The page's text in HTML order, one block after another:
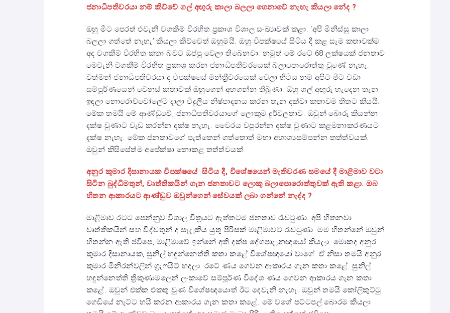
ජනාධිපතිවරයා නම් කිව්වේ ගල් අඟුරු කාලා බලලා ගෙනාවේ නැහැ කියලා නේද ?
ඔහු මීට පෙරත් එවැනි වගකීම් විරහිත ප්‍රකාශ විශාල සංඛ්‍යාවක් කළා. ‘අපි මිනිස්සු කාලා
බලලා ගත්තේ නැහැ’ කියලා කිව්වෙත් ඔහුමයි. ඔහු විපක්ෂයේ සිටිය දී කළ සෑම කතාවක්ම
අද වගකීම් විරහිත කතා බවට ඔප්පු වෙලා තිබෙනවා. නමුත් මේ රටේ 68 ලක්ෂයක් ජනතාව
මෙවැනි වගකීම් විරහිත ප්‍රකාශ කරන ජනාධිපතිවරයෙක් බලාපොරොත්තු වුණේ නැහැ.
වත්මන් ජනාධිපතිවරයා ද විපක්ෂයේ මන්ත්‍රීවරයෙක් වෙලා හිටිය නම් අපිට මීට වඩා
සම්පූර්ණයෙන් වෙනස් කතාවක් ඔහුගෙන් අහගන්න තිබුණා. ඔහු ගල් අඟුරු හැදෙන තැන
ඉඳලා නොරොච්චෝලේට දාලා විදුලිය නිෂ්පාදනය කරන තැන දක්වා කතාවම තිතට කියයි.
මේක තමයි මේ ආණ්ඩුවේ, ජනාධිපතිවරයාගේ ලොකුම දුර්වලතාව. ඔවුන් බොරු කියන්න
දක්ෂ වුණාට වැඩ කරන්න දක්ෂ නැහැ. වෛරය වපුරන්න දක්ෂ වුණාට කළමනාකරණයට
දක්ෂ නැහැ. මේක ජනතාවගේ පැත්තෙන් ගත්තොත් මහා අභාග්‍යසම්පන්න තත්ත්වයක්.
ඔවුන් කිසිසේත්ම අපේක්ෂා නොකළ තත්ත්වයක්.
අනුර කුමාර දිසානායක විපක්ෂයේ සිටිය දී, විශේෂයෙන් මැතිවරණ සමයේ දී මාළිමාව වටා
සිටින බුද්ධිමතුන්, වෘත්තිකයින් ගැන ජනතාවට ලොකු බලාපොරොත්තුවක් ඇති කළා. ඔබ
හිතන ආකාරයට ආණ්ඩුව ඔවුන්ගෙන් සේවයක් ලබා ගන්නේ නැද්ද ?
මාළිමාව රටට පෙන්නුව විශාල චිත්‍රයට ඇත්තටම ජනතාව රැවටුණා. අපි හිතනවා
වෘත්තිකයින් සහ විද්වතුන් ද සැලකිය යුතු පිරිසක් මාළිමාවට රැවටුණා. මම හිතන්නේ ඔවුන්
හිතන්න ඇති ජවිපෙ, මාළිමාවේ ඉන්නේ අති දක්ෂ දේශපාලනඥයෝ කියලා. මොකද අනුර
කුමාර දිසානායක, සුනිල් හඳුන්නෙත්ති කතා කළේ විශේෂඥයෝ වාගේ. ඒ නිසා තමයි අනුර
කුමාර මිනිරන්වලින් ග්‍රැෆයිට් හදලා රටේ ණය ගෙවන ආකාරය ගැන කතා කළේ. සුනිල්
හඳුන්නෙත්ති ත්‍රිකුණාමලෙන් ලංකාවේ සම්පූර්ණ විදේශ ණය ගෙවන ආකාරය ගැන කතා
කළේ. ඔවුන් එක්ක එකතු වුණ විශේෂඥයොත් ඊට දෙවැනි නැහැ. ඔවුන් තමයි කෝලිකුට්ටු
ගෙඩියේ නැට්ට හයි කරන ආකාරය ගැන කතා කළේ. මේ වගේ පට්ටපල් බොරම කියලා